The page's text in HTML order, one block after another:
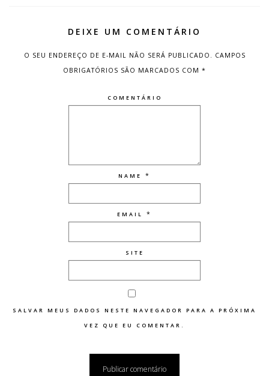
DEIXE UM COMENTÁRIO
O SEU ENDEREÇO DE E-MAIL NÃO SERÁ PUBLICADO. CAMPOS
OBRIGATÓRIOS SÃO MARCADOS COM *
COMENTÁRIO
NAME *
EMAIL *
SITE
SALVAR MEUS DADOS NESTE NAVEGADOR PARA A PRÓXIMA
VEZ QUE EU COMENTAR.